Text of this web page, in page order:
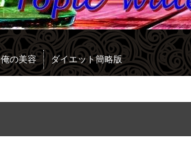
俺の美容 ダイエット簡略版